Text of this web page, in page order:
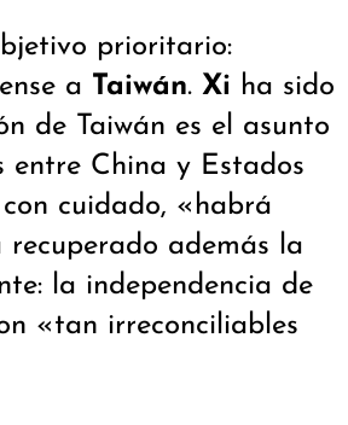
prioritario:
a Taiwán. Xi ha sido
de Taiwán es el asunto
entre China y Estados
cuidado, «habrá
recuperado además la
la independencia de
«tan irreconciliables